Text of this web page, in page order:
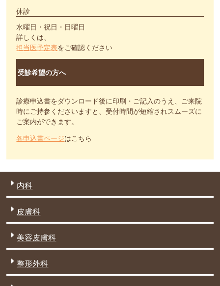
休診
水曜日・祝日・日曜日
詳しくは、
担当医予定表をご確認ください
受診希望の方へ
診療申込書をダウンロード後に印刷・ご記入のうえ、ご来院
時にご持参くださいますと、受付時間が短縮されスムーズに
ご案内ができます。
各申込書ページはこちら
内科
皮膚科
美容皮膚科
整形外科